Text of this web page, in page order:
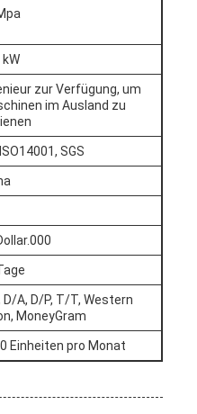
kW
zur Verfügung, um
im Ausland zu
SGS
D/A, D/P, T/T, Western
MoneyGram
Einheiten pro Monat